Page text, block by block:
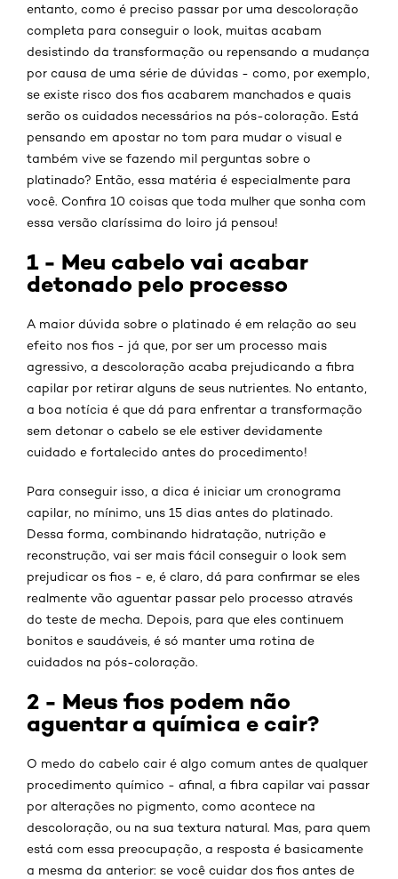
entanto, como é preciso passar por uma descoloração
completa para conseguir o look, muitas acabam
desistindo da transformação ou repensando a mudança
por causa de uma série de dúvidas - como, por exemplo,
se existe risco dos fios acabarem manchados e quais
serão os cuidados necessários na pós-coloração. Está
pensando em apostar no tom para mudar o visual e
também vive se fazendo mil perguntas sobre o
platinado? Então, essa matéria é especialmente para
você. Confira 10 coisas que toda mulher que sonha com
essa versão claríssima do loiro já pensou!
1 - Meu cabelo vai acabar
detonado pelo processo
A maior dúvida sobre o platinado é em relação ao seu
efeito nos fios - já que, por ser um processo mais
agressivo, a descoloração acaba prejudicando a fibra
capilar por retirar alguns de seus nutrientes. No entanto,
a boa notícia é que dá para enfrentar a transformação
sem detonar o cabelo se ele estiver devidamente
cuidado e fortalecido antes do procedimento!
Para conseguir isso, a dica é iniciar um cronograma
capilar, no mínimo, uns 15 dias antes do platinado.
Dessa forma, combinando hidratação, nutrição e
reconstrução, vai ser mais fácil conseguir o look sem
prejudicar os fios - e, é claro, dá para confirmar se eles
realmente vão aguentar passar pelo processo através
do teste de mecha. Depois, para que eles continuem
bonitos e saudáveis, é só manter uma rotina de
cuidados na pós-coloração.
2 - Meus fios podem não
aguentar a química e cair?
O medo do cabelo cair é algo comum antes de qualquer
procedimento químico - afinal, a fibra capilar vai passar
por alterações no pigmento, como acontece na
descoloração, ou na sua textura natural. Mas, para quem
está com essa preocupação, a resposta é basicamente
a mesma da anterior: se você cuidar dos fios antes de